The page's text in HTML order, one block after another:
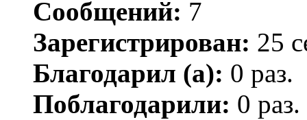
Сообщений: 7
Зарегистрирован: 25
Благодарил (а): 0 раз.
Поблагодарили: 0 раз.